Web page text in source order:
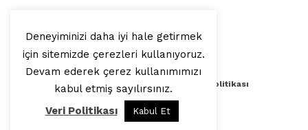
© 2025, Artilop
Künye Yazar Başvurusu Veri Politikası
Yukarı Çık
Deneyiminizi daha iyi hale getirmek
için sitemizde çerezleri kullanıyoruz.
Devam ederek çerez kullanımımızı
kabul etmiş sayılırsınız.
Veri Politikası
Kabul Et